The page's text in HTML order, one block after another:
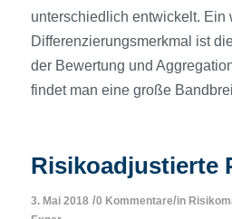
unterschiedlich entwickelt. Ein
Differenzierungsmerkmal ist
der Bewertung und
findet man eine große
Risikoadjustierte
3. Mai 2018 /0 Kommentare/in